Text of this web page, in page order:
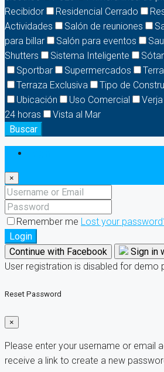
Recibidor
Residencial Cerrado
Actividades
Salón de reuniones
para billar
Salón para eventos
Shutters
Sistema Inteligente
Sportbar
Supermercados
Terraza Exclusiva
Tipo de
Ubicación
Uso Comercial
24 horas
Vista al Mar
Buscar
×
Remember me Lost your
Login
Continue with Facebook
Sign in
User registration is disabled for demo
Reset Password
×
Please enter your username or email
receive a link to create a new